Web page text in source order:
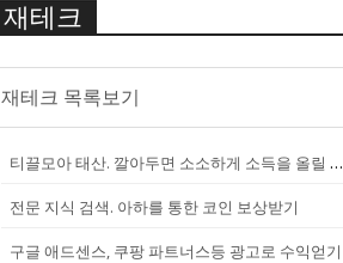
재테크
재테크 목록보기
티끌모아 태산. 깔아두면 소소하게 소득을 올릴 수 있는 앱
전문 지식 검색. 아하를 통한 코인 보상받기
구글 애드센스, 쿠팡 파트너스등 광고로 수익얻기